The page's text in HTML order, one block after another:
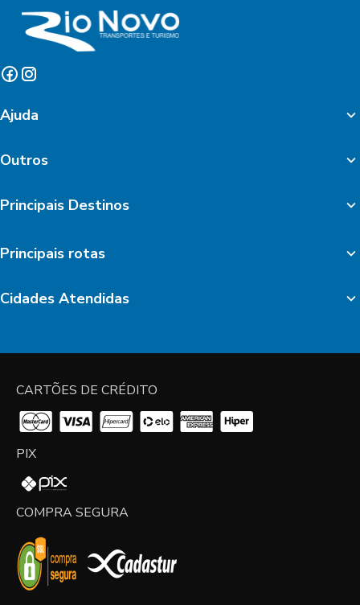
Ajuda
Outros
Principais Destinos
Principais rotas
Cidades Atendidas
CARTÕES DE CRÉDITO
PIX
COMPRA SEGURA